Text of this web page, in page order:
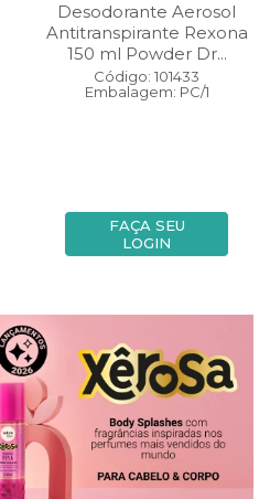
Desodorante Aerosol
Antitranspirante Rexona
150 ml Powder Dr...
Código: 101433
Embalagem: PC/1
FAÇA SEU
LOGIN